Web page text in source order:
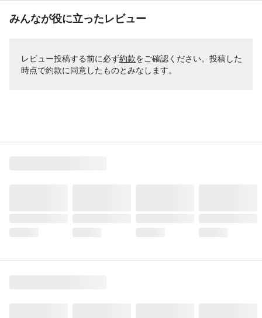
みんなが役に立ったレビュー
レビュー投稿する前に必ず約款をご確認ください。投稿した
時点で約款に同意したものとみなします。